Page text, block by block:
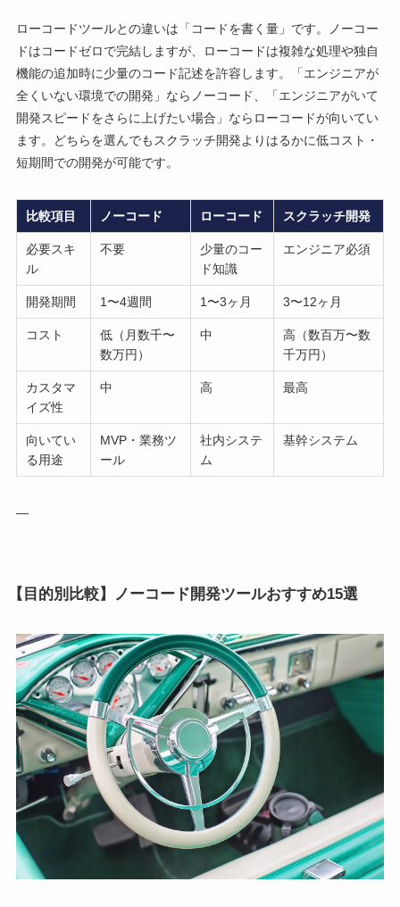
ローコードツールとの違いは「コードを書く量」です。ノーコー
ドはコードゼロで完結しますが、ローコードは複雑な処理や独自
機能の追加時に少量のコード記述を許容します。「エンジニアが
全くいない環境での開発」ならノーコード、「エンジニアがいて
開発スピードをさらに上げたい場合」ならローコードが向いてい
ます。どちらを選んでもスクラッチ開発よりはるかに低コスト・
短期間での開発が可能です。
比較項目 ノーコード ローコード スクラッチ開発
必要スキ
ル
不要
少量のコー
ド知識
エンジニア必須
開発期間 1〜4週間 1〜3ヶ月 3〜12ヶ月
コスト
低（月数千〜
数万円）
中
高（数百万〜数
千万円）
カスタマ
イズ性
中 高 最高
向いてい
る用途
MVP・業務ツ
ール
社内システ
ム
基幹システム
—
【目的別比較】ノーコード開発ツールおすすめ15選